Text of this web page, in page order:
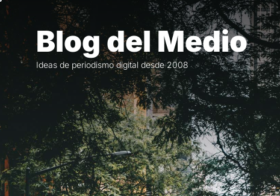
Saltar
contenidoBlog del Medio
Ideas de periodismo digital desde 2008